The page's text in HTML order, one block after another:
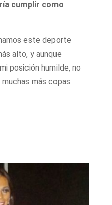
cumplir como
este deporte
alto, y aunque
posición humilde, no
más copas.